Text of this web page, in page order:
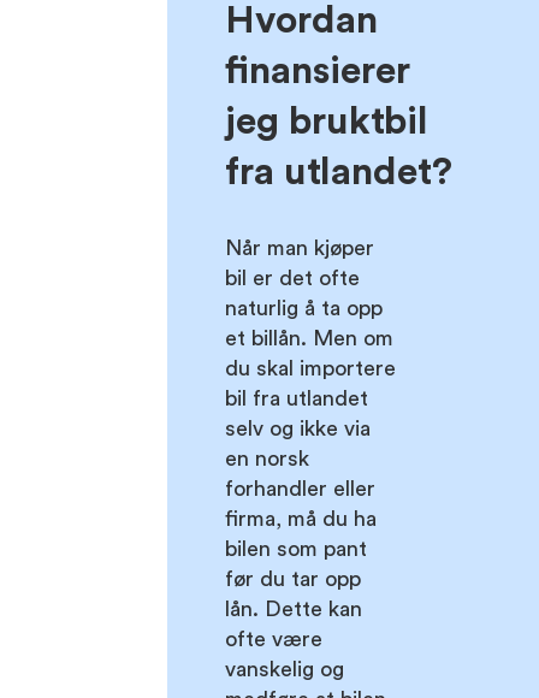
Hvordan
finansierer
jeg bruktbil
fra utlandet?
Når man kjøper
bil er det ofte
naturlig å ta opp
et billån. Men om
du skal importere
bil fra utlandet
selv og ikke via
en norsk
forhandler eller
firma, må du ha
bilen som pant
før du tar opp
lån. Dette kan
ofte være
vanskelig og